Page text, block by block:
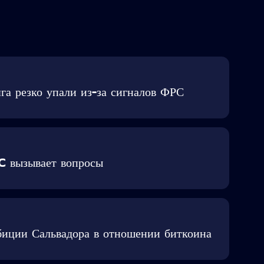
резко упали из-за сигналов ФРС
вызывает вопросы
Сальвадора в отношении биткоина